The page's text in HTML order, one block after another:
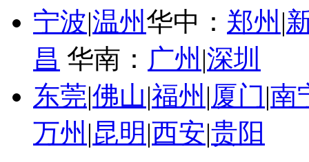
宁波|温州华中： 郑州 |
昌 华南： 广州 |深圳
东莞|佛山|福州 |厦门|南
万州 |昆明 |西安|贵阳